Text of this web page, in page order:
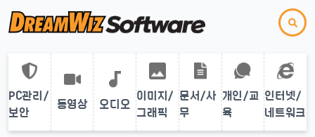
PC관리/
보안
동영상 오디오
이미지/
그래픽
문서/사
무
개인/교
육
인터넷/
네트워크